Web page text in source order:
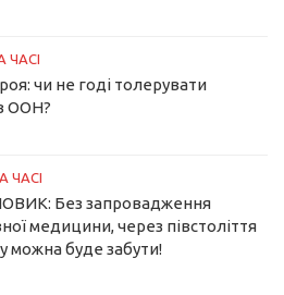
ЧАСІ
чи не годі толерувати
ООН?
ЧАСІ
Без запровадження
медицини, через півстоліття
можна буде забути!